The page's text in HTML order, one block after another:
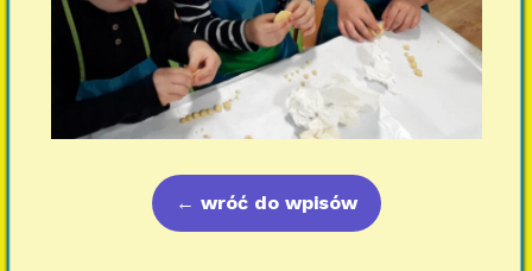
← wróć do wpisów